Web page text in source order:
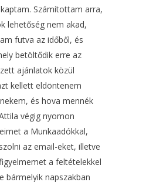
Számítottam arra,
lehetőség nem akad,
futva az időből, és
betöltődik erre az
ajánlatok közül
kellett eldöntenem
és hova mennék
végig nyomon
a Munkaadókkal,
az email-eket, illetve
a feltételekkel
bármelyik napszakban